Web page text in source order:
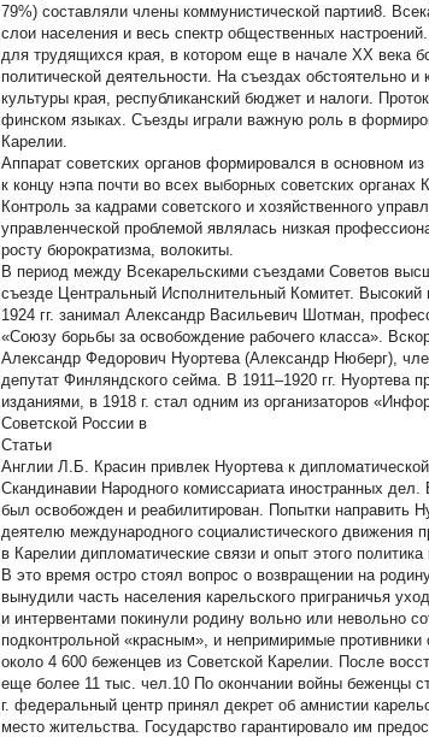
79%) составляли члены коммунистической партии8.
слои населения и весь спектр общественных
для трудящихся края, в котором еще в начале XX века
политической деятельности. На съездах обстоятельно
культуры края, республиканский бюджет и налоги.
финском языках. Съезды играли важную роль в
Карелии.
Аппарат советских органов формировался в основном
к концу нэпа почти во всех выборных советских
Контроль за кадрами советского и хозяйственного
управленческой проблемой являлась низкая
росту бюрократизма, волокиты.
В период между Всекарельскими съездами Советов
съезде Центральный Исполнительный Комитет.
1924 гг. занимал Александр Васильевич Шотман,
«Союзу борьбы за освобождение рабочего класса».
Александр Федорович Нуортева (Александр Нюберг),
депутат Финляндского сейма. В 1911–1920 гг.
изданиями, в 1918 г. стал одним из организаторов
Советской России в
Статьи
Англии Л.Б. Красин привлек Нуортева к
Скандинавии Народного комиссариата иностранных
был освобожден и реабилитирован. Попытки направить
деятелю международного социалистического движения
в Карелии дипломатические связи и опыт этого политика
В это время остро стоял вопрос о возвращении на
вынудили часть населения карельского приграничья
и интервентами покинули родину вольно или невольно
подконтрольной «красным», и непримиримые
около 4 600 беженцев из Советской Карелии. После
еще более 11 тыс. чел.10 По окончании войны беженцы
г. федеральный центр принял декрет об амнистии
место жительства. Государство гарантировало им